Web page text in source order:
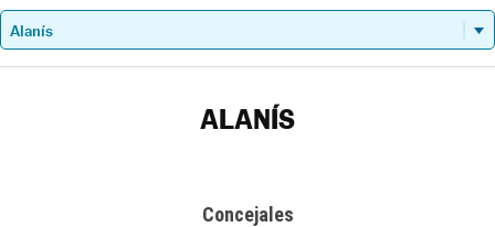
ALANÍS
Concejales